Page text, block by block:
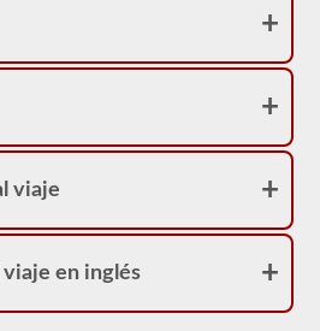
viaje
en inglés